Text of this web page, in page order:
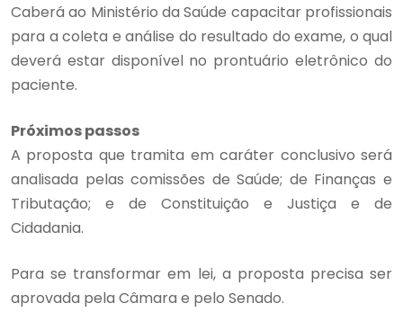
Caberá ao Ministério da Saúde capacitar profissionais
para a coleta e análise do resultado do exame, o qual
deverá estar disponível no prontuário eletrônico do
paciente.
Próximos passos
A proposta que tramita emcaráter conclusivo será
analisada pelas comissões de Saúde; de Finanças e
Tributação; e de Constituição e Justiça e de
Cidadania.
Para se transformar em lei, a proposta precisa ser
aprovada pela Câmara e pelo Senado.